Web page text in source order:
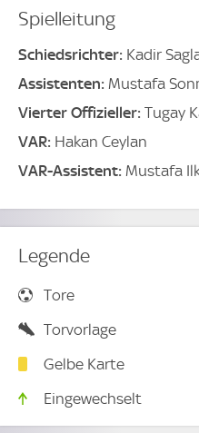
Spielleitung
Schiedsrichter: Kadir
Assistenten: Mustafa
Vierter Offizieller: Tugay
VAR: Hakan Ceylan
VAR-Assistent: Mustafa
Legende
Tore
Torvorlage
Gelbe Karte
Eingewechselt